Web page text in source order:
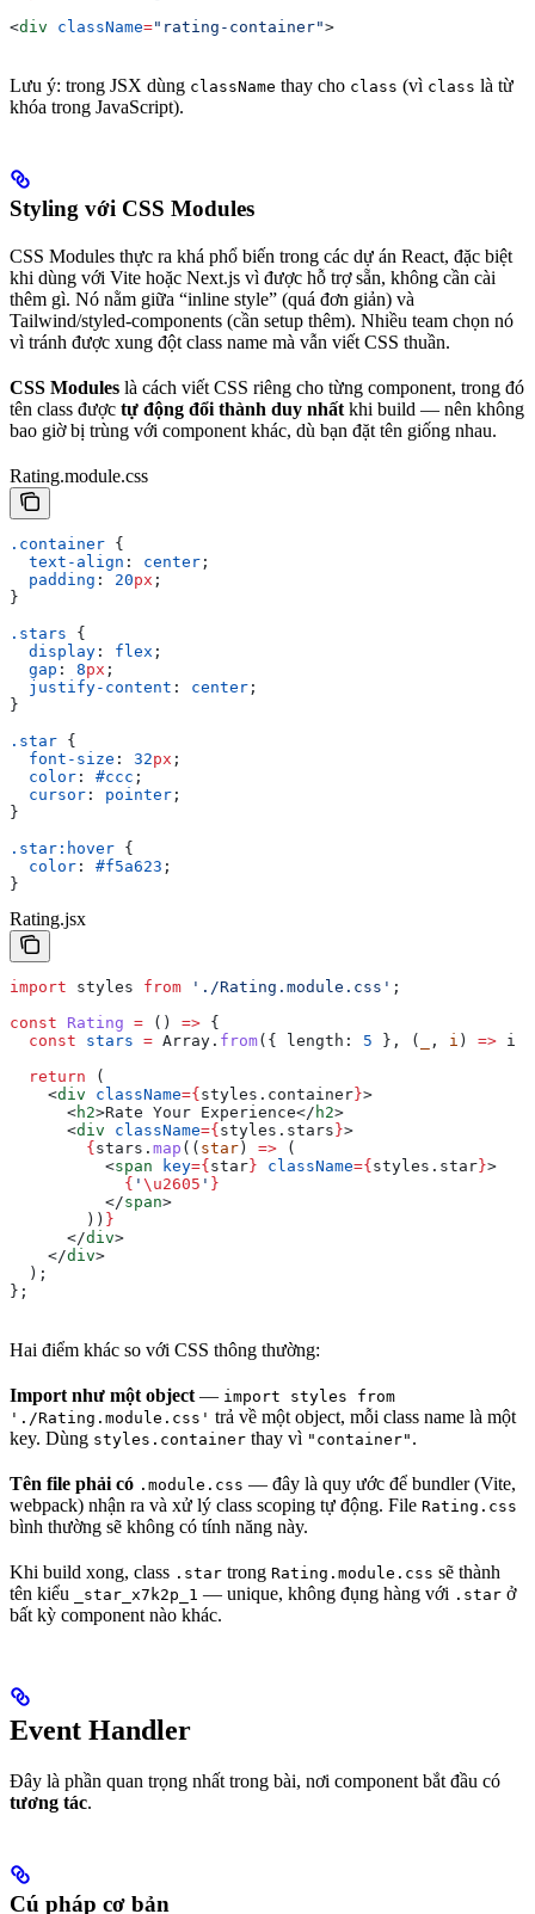
<div className="rating-container">
Lưu ý: trong JSX dùng className thay cho class (vì class là từ
khóa trong JavaScript).
Styling với CSS Modules
CSS Modules thực ra khá phổ biến trong các dự án React, đặc biệt
khi dùng với Vite hoặc Next.js vì được hỗ trợ sẵn, không cần cài
thêm gì. Nó nằm giữa “inline style” (quá đơn giản) và
Tailwind/styled-components (cần setup thêm). Nhiều team chọn nó
vì tránh được xung đột class name mà vẫn viết CSS thuần.
CSS Modules là cách viết CSS riêng cho từng component, trong đó
tên class được tự động đổi thành duy nhất khi build — nên không
bao giờ bị trùng với component khác, dù bạn đặt tên giống nhau.
Rating.module.css
.container {
  text-align
: center ;
  padding
: 20px ;
}
.stars {
  display
: flex ;
  gap
: 8px ;
  justify-content
: center ;
}
.star {
  font-size
: 32px ;
  color
: #ccc ;
  cursor
: pointer ;
}
.star:hover {
  color
: #f5a623 ;
}
Rating.jsx
import styles from './Rating.module.css' ;
const Rating = () => {
  const
stars = Array . from({ length: 5 }, ( , i ) => i
  return
(
    <
div className={ styles . container }>
      <
h2>Rate Your Experience</ h2>
      <
div className={ styles . stars }>
        {
stars . map (( star ) => (
          <
span key={ star } className={ styles . star }>
            {
' \u2605 ' }
          </
span>
        ))
}
      </
div>
    </
div>
  );
};
Hai điểm khác so với CSS thông thường:
Import như một object — import styles from
'./Rating.module.css' trả về một object, mỗi class name là một
key. Dùng styles.container thay vì "container" .
Tên file phải có .module.css — đây là quy ước để bundler (Vite,
webpack) nhận ra và xử lý class scoping tự động. File Rating.css
bình thường sẽ không có tính năng này.
Khi build xong, class .star trong Rating.module.css sẽ thành
tên kiểu
_star_x7k2p_1 — unique, không đụng hàng với .star ở
bất kỳ component nào khác.
Event Handler
Đây là phần quan trọng nhất trong bài, nơi component bắt đầu có
tương tác.
Cú pháp cơ bản